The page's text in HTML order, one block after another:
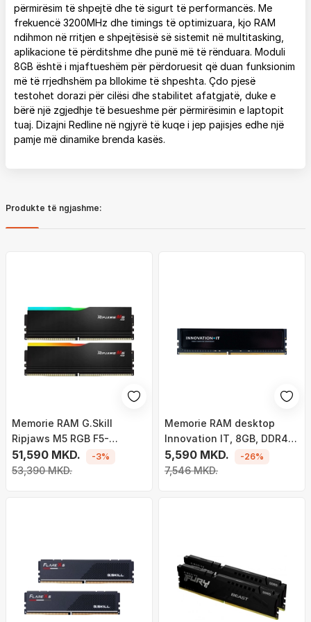
përmirësim të shpejtë dhe të sigurt të performancës. Me
frekuencë 3200MHz dhe timings të optimizuara, kjo RAM
ndihmon në rritjen e shpejtësisë së sistemit në multitasking,
aplikacione të përditshme dhe punë më të rënduara. Moduli
8GB është i mjaftueshëm për përdoruesit që duan funksionim
më të rrjedhshëm pa bllokime të shpeshta. Çdo pjesë
testohet dorazi për cilësi dhe stabilitet afatgjatë, duke e
bërë një zgjedhje të besueshme për përmirësimin e laptopit
tuaj. Dizajni Redline në ngjyrë të kuqe i jep pajisjes edhe një
pamje më dinamike brenda kasës.
Produkte të ngjashme:
Memorie RAM G.Skill
Ripjaws M5 RGB F5-
6000J3636F16GX2-RM5RK,
DDR5, 32GB, 6000MHz
51,590 MKD.
53,390 MKD.
-3%
Memorie RAM desktop
Innovation IT, 8GB, DDR4
3200MHz, me
heatspreader
5,590 MKD.
7,546 MKD.
-26%